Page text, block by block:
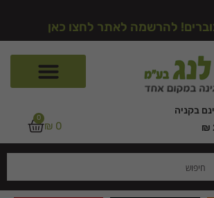
להרשמה לאתר לחצו כאן
בקניה
₪ 0
0